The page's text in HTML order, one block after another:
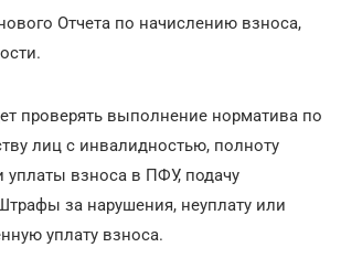
Отчета по начислению взноса,
проверять выполнение норматива по
лиц с инвалидностью, полноту
уплаты взноса в ПФУ, подачу
за нарушения, неуплату или
уплату взноса.